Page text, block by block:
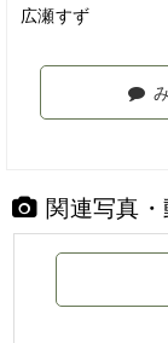
広瀬すず
関連写真